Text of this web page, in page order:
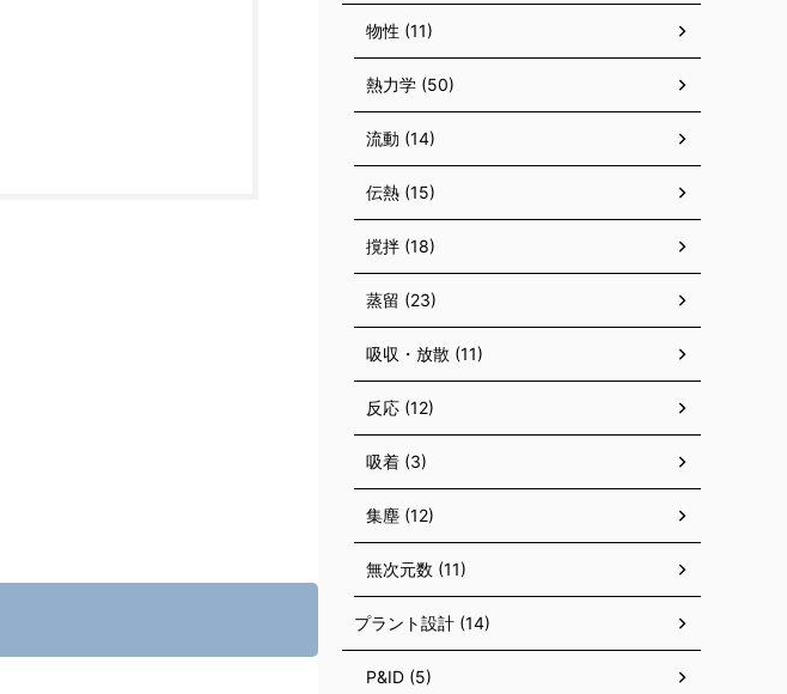
物性 (11)
熱力学 (50)
流動 (14)
伝熱 (15)
撹拌 (18)
蒸留 (23)
吸収・放散 (11)
反応 (12)
吸着 (3)
集塵 (12)
無次元数 (11)
プラント設計 (14)
P&ID (5)